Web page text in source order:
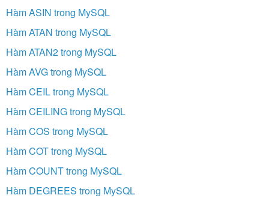
Hàm ASIN trong MySQL
Hàm ATAN trong MySQL
Hàm ATAN2 trong MySQL
Hàm AVG trong MySQL
Hàm CEIL trong MySQL
Hàm CEILING trong MySQL
Hàm COS trong MySQL
Hàm COT trong MySQL
Hàm COUNT trong MySQL
Hàm DEGREES trong MySQL